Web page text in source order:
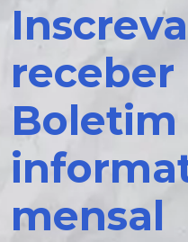
receber
Boletim
mensal